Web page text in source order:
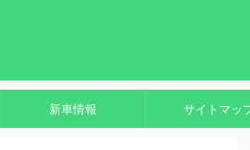
新車情報 サイトマッ